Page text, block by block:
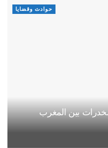
حوادث وقضايا
بين المغرب